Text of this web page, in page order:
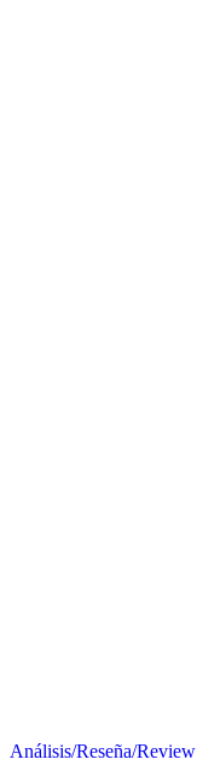
Análisis/Reseña/Review